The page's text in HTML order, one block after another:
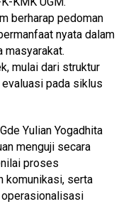
berharap pedoman
nyata dalam
masyarakat.
mulai dari struktur
pada siklus
Yulian Yogadhita
menguji secara
proses
komunikasi, serta